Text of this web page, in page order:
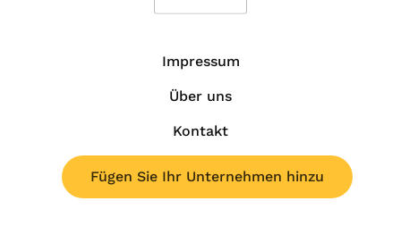
Impressum
Über uns
Kontakt
Fügen Sie Ihr Unternehmen hinzu